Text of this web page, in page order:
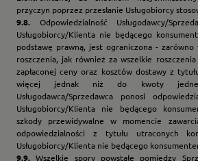
przyczyn poprzez przesłanie Usługobiorcy
9.8. Odpowiedzialność Usługodawcy/
Usługobiorcy/Klienta nie będącego
podstawę prawną, jest ograniczona -
roszczenia, jak również za wszelkie
zapłaconej ceny oraz kosztów dostawy z
więcej jednak niż do kwoty
Usługodawca/Sprzedawca ponosi
Usługobiorcy/Klienta nie będącego
szkody przewidywalne w momencie
odpowiedzialności z tytułu utraconych
Usługobiorcy/Klienta nie będącego
9.9. Wszelkie spory powstałe pomiędzy